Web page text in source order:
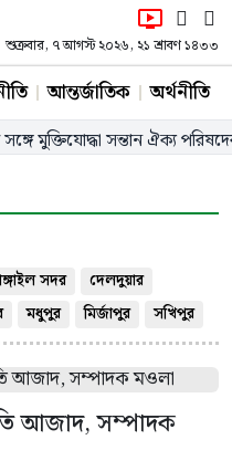
শুক্রবার, ৭ আগস্ট ২০২৬, ২১ শ্রাবণ ১৪৩৩
আন্তর্জাতিক অর্থনীতি
মুক্তিযোদ্ধা সন্তান ঐক্য
সদর
দেলদুয়ার
মধুপুর মির্জাপুর সখিপুর
আজাদ, সম্পাদক